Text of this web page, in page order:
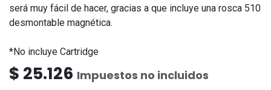
será muy fácil de hacer, gracias a que incluye una rosca 510
desmontable magnética.
*No incluye Cartridge
$ 25.126 Impuestos no incluidos